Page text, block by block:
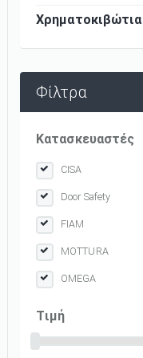
Χρηματοκιβώτια
Φίλτρα
Κατασκευαστές
CISA
Door Safety
FIAM
MOTTURA
OMEGA
Tιμή